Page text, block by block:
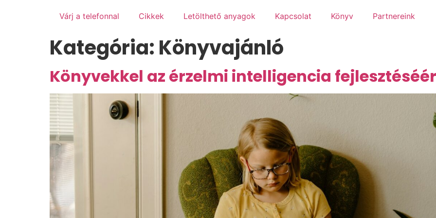
Várj a telefonnal Cikkek Letölthető anyagok Kapcsolat Könyv Partnereink
Kategória: Könyvajánló
Könyvekkel az érzelmi intelligencia